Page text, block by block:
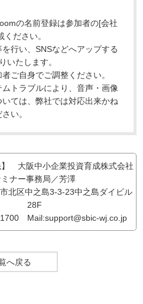
の名前登録は参加者の[会社
ださい。
行い、SNSなどへアップする
いたします。
ご自身でご調整ください。
トラブルにより、音声・画像
ては、弊社では対応出来かね
い。
】 大阪中小企業投資育成株式会社
ミナー事務局／芳澤
北区中之島3-3-23中之島ダイビル
28F
Mail:support@sbic-wj.co.jp
へ戻る